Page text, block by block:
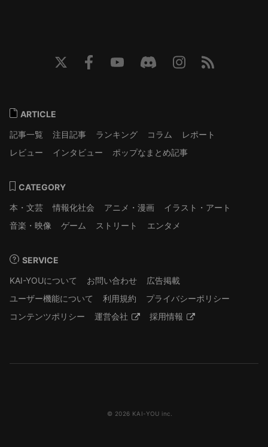
ARTICLE
記事一覧
注目記事 ランキング コラム
レポート
レビュー
インタビュー ポップなまとめ記事
CATEGORY
本・文芸
情報化社会 アニメ・漫画
イラスト・アート
音楽・映像
ゲーム ストリート エンタメ
SERVICE
KAI-YOUについて
お問い合わせ
広告掲載
ユーザー機能について
利用規約
プライバシーポリシー
コンテンツポリシー
運営会社 採用情報
© 2026 KAI-YOU inc.